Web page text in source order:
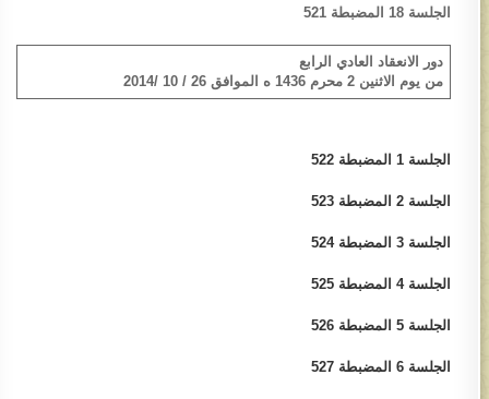
الجلسة 18 المضبطة 521
دور الانعقاد العادي الرابع
من يوم الاثنين 2 محرم 1436 ه الموافق 26 / 10 /2014
الجلسة 1 المضبطة 522​
الجلسة 2 المضبطة 523​
الجلسة 3 المضبط​ة​ 524​​
الجلسة 4 المضبطة 525​
الجلسة 5 المضبطة 526​
الجلسة 6 ​المضبطة 527